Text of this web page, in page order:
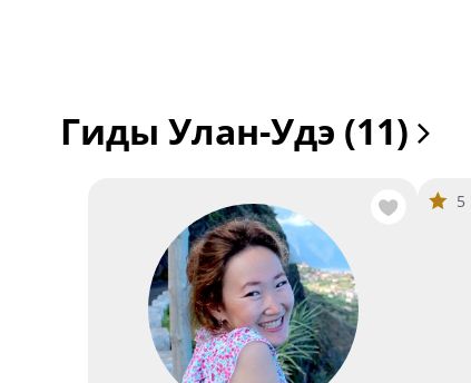
Гиды Улан-Удэ (11)
5